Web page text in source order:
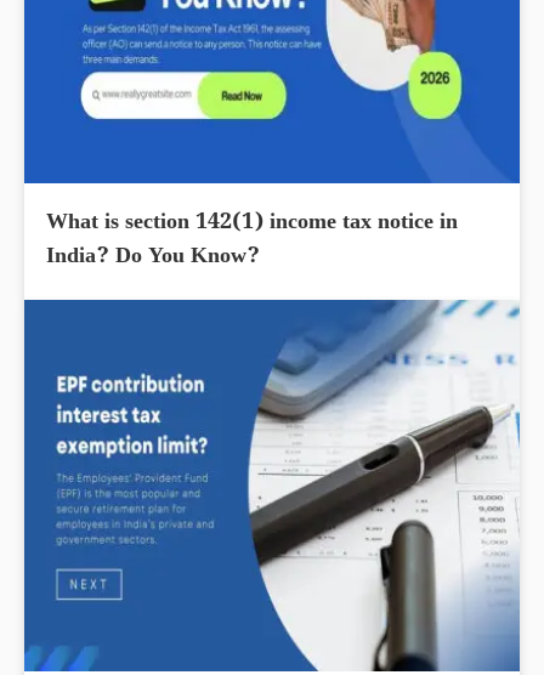
What is section 142(1) income tax notice in
India? Do You Know?